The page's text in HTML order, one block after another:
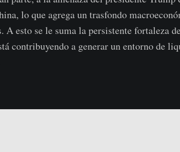
lo que agrega un trasfondo
A esto se le suma la persistente fortaleza
contribuyendo a generar un entorno de